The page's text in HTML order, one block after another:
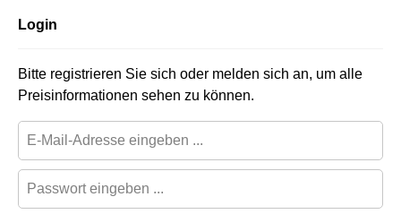
Login
Bitte registrieren Sie sich oder melden sich an, um alle
Preisinformationen sehen zu können.